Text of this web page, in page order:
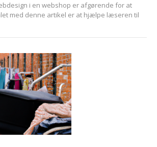
i en webshop er afgørende for at
med denne artikel er at hjælpe læseren til